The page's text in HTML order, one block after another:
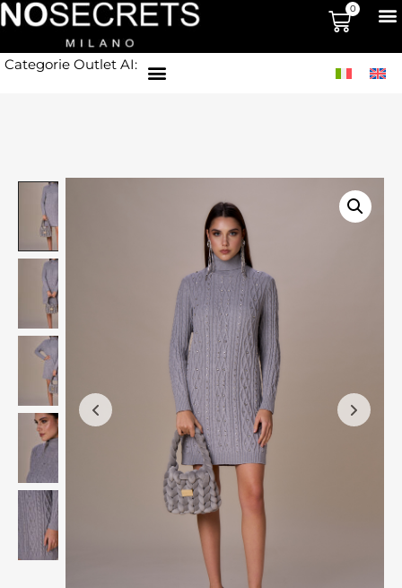
0
Categorie Outlet AI: